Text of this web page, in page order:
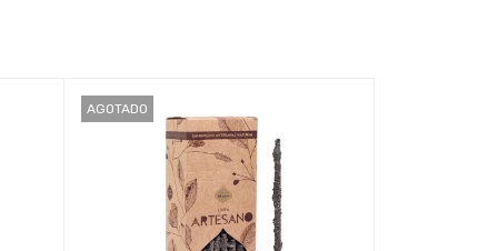
AGOTADO